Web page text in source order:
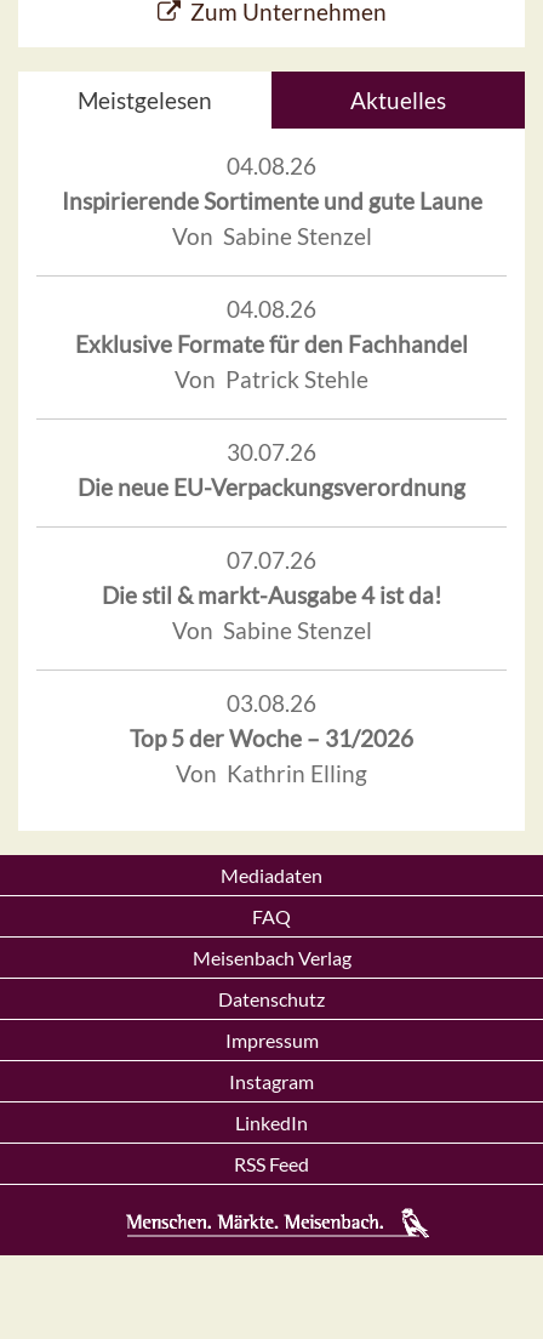
Zum Unternehmen
Meistgelesen Aktuelles
04.08.26
Inspirierende Sortimente und gute Laune
Von Sabine Stenzel
04.08.26
Exklusive Formate für den Fachhandel
Von Patrick Stehle
30.07.26
Die neue EU-Verpackungsverordnung
07.07.26
Die stil & markt-Ausgabe 4 ist da!
Von Sabine Stenzel
03.08.26
Top 5 der Woche – 31/2026
Von Kathrin Elling
Mediadaten
FAQ
Meisenbach Verlag
Datenschutz
Impressum
Instagram
LinkedIn
RSS Feed